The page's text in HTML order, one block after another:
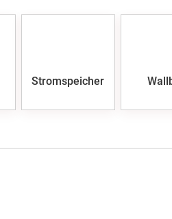
Stromspeicher